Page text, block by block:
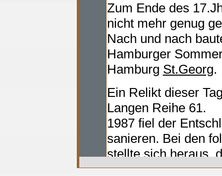
Zum Ende des
nicht mehr genug
Nach und nach
Hamburger
Hamburg St.Georg.
Ein Relikt dieser
Langen Reihe 61.
1987 fiel der
sanieren. Bei den
stellte sich heraus,
derLangen Reihe